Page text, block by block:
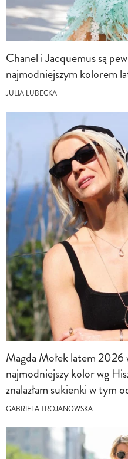
Chanel i Jacquemus są
najmodniejszym kolorem
JULIA LUBECKA
Magda Mołek latem 2026
najmodniejszy kolor wg
znalazłam sukienki w tym
GABRIELA TROJANOWSKA